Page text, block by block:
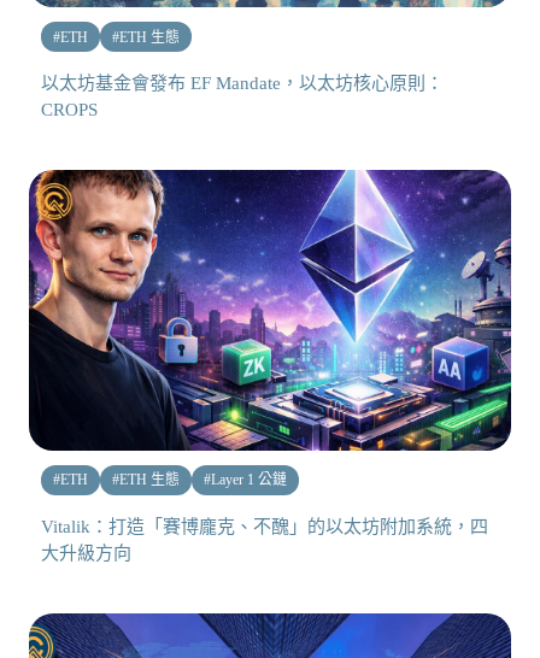
#ETH #ETH 生態
以太坊基金會發布 EF Mandate，以太坊核心原則：
CROPS
#ETH #ETH 生態 #Layer 1 公鏈
Vitalik：打造「賽博龐克、不醜」的以太坊附加系統，四
大升級方向